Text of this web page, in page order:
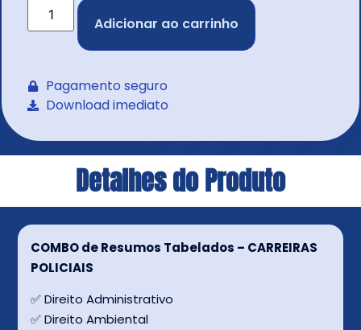
Adicionar ao carrinho
Pagamento seguro
Download imediato
Detalhes do Produto
COMBO de Resumos Tabelados – CARREIRAS
POLICIAIS
✅ Direito Administrativo
✅ Direito Ambiental